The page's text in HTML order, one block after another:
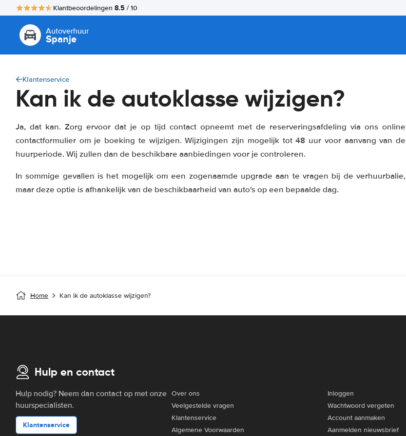
Klantbeoordelingen 8.5 / 10
Autoverhuur
Spanje
Klantenservice
Kan ik de autoklasse wijzigen?
Ja, dat kan. Zorg ervoor dat je op tijd contact opneemt met de reserveringsafdeling via ons online
contactformulier om je boeking te wijzigen. Wijzigingen zijn mogelijk tot 48 uur voor aanvang van de
huurperiode. Wij zullen dan de beschikbare aanbiedingen voor je controleren.
In sommige gevallen is het mogelijk om een zogenaamde upgrade aan te vragen bij de verhuurbalie,
maar deze optie is afhankelijk van de beschikbaarheid van auto's op een bepaalde dag.
Home Kan ik de autoklasse wijzigen?
Hulp en contact
Hulp nodig? Neem dan contact op met onze
huurspecialisten.
Klantenservice
Over ons
Veelgestelde vragen
Klantenservice
Algemene Voorwaarden
Inloggen
Wachtwoord vergeten
Account aanmaken
Aanmelden nieuwsbrief